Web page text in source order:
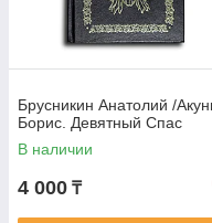
Брусникин Анатолий /
Борис. Девятный Спас
В наличии
4 000 ₸